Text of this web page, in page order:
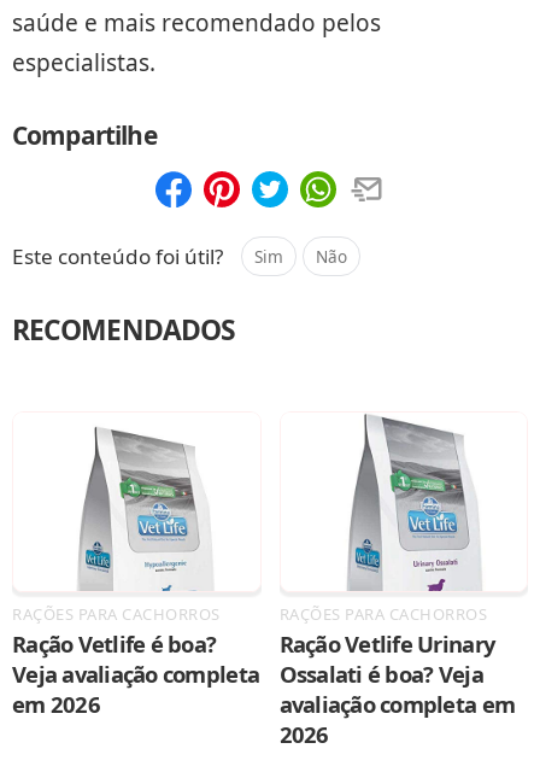
saúde e mais recomendado pelos
especialistas.
Compartilhe
Este conteúdo foi útil? Sim Não
RECOMENDADOS
RAÇÕES PARA CACHORROS
Ração Vetlife é boa?
Veja avaliação completa
em 2026
RAÇÕES PARA CACHORROS
Ração Vetlife Urinary
Ossalati é boa? Veja
avaliação completa em
2026